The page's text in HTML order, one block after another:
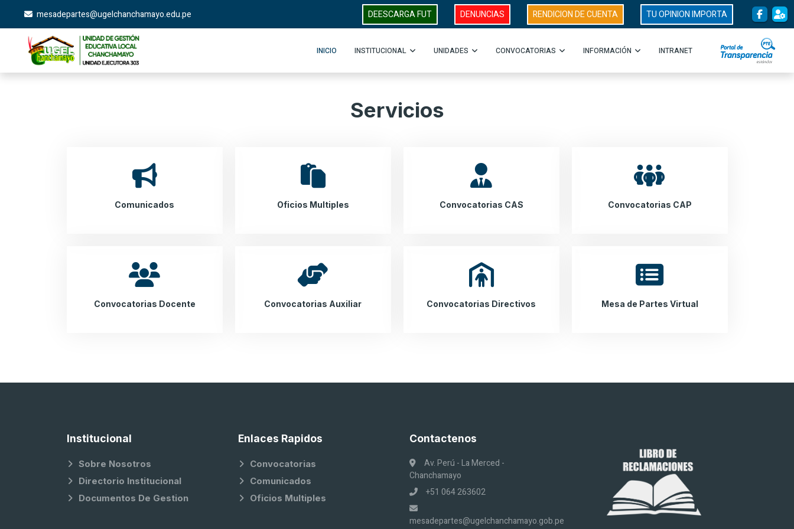
mesadepartes@ugelchanchamayo.edu.pe DEESCARGA FUT DENUNCIAS RENDICION DE CUENTA TU OPINION IMPORTA
INICIO INSTITUCIONAL UNIDADES CONVOCATORIAS INFORMACIÓN INTRANET
Servicios
Comunicados Oficios Multiples Convocatorias CAS Convocatorias CAP
Convocatorias Docente Convocatorias Auxiliar Convocatorias Directivos Mesa de Partes Virtual
Institucional
Sobre Nosotros
Directorio Institucional
Documentos De Gestion
Enlaces Rapidos
Convocatorias
Comunicados
Oficios Multiples
Contactenos
Av. Perú - La Merced -
Chanchamayo
+51 064 263602
mesadepartes@ugelchanchamayo.gob.pe